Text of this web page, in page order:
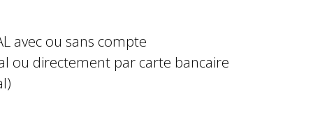
avec ou sans compte
ou directement par carte bancaire